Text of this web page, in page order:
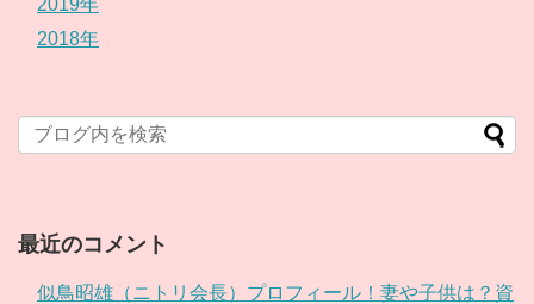
2018年
最近のコメント
似鳥昭雄（ニトリ会長）プロフィール！妻や子供は？資